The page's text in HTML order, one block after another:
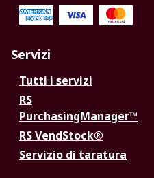
Servizi
Tutti i servizi
RS
PurchasingManager™
RS VendStock®
Servizio di taratura